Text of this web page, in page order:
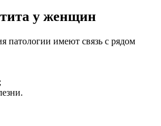
у женщин
патологии имеют связь с рядом